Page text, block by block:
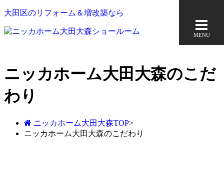
大田区のリフォーム＆増改築なら
MENU
ニッカホーム大田大森のこだ
わり
ニッカホーム大田大森TOP>
ニッカホーム大田大森のこだわり